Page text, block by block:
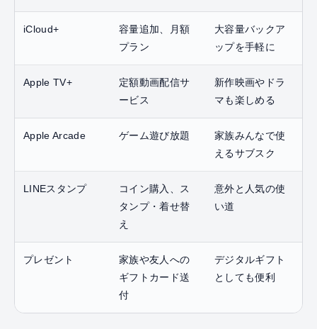
iCloud+
容量追加、月額
プラン
大容量バックア
ップを手軽に
Apple TV+
定額動画配信サ
ービス
新作映画やドラ
マも楽しめる
Apple Arcade ゲーム遊び放題
家族みんなで使
えるサブスク
LINEスタンプ
コイン購入、ス
タンプ・着せ替
え
意外と人気の使
い道
プレゼント
家族や友人への
ギフトカード送
付
デジタルギフト
としても便利